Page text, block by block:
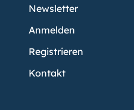
Newsletter
Anmelden
Registrieren
Kontakt